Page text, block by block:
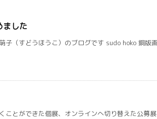
した
子（すどうほうこ）のブログです sudo hoko 銅版
ことができた個展、オンラインへ切り替えた公募